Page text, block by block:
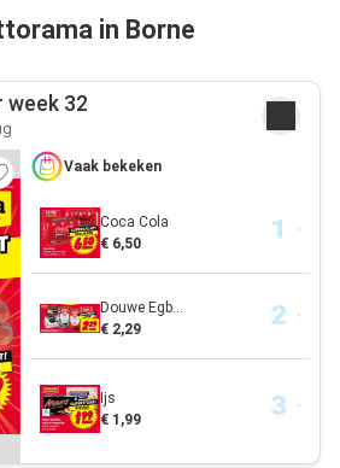
in Borne
32
Vaak bekeken
Coca Cola
€ 6,50
Douwe Egb...
€ 2,29
Ijs
€ 1,99